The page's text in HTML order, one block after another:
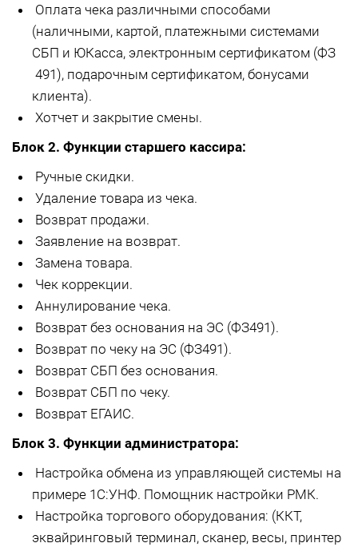
Оплата чека различными способами
(наличными, картой, платежными системами
СБП и ЮКасса, электронным сертификатом (ФЗ
491), подарочным сертификатом, бонусами
клиента).
Хотчет и закрытие смены.
Блок 2. Функции старшего кассира:
Ручные скидки.
Удаление товара из чека.
Возврат продажи.
Заявление на возврат.
Замена товара.
Чек коррекции.
Аннулирование чека.
Возврат без основания на ЭС (ФЗ491).
Возврат по чеку на ЭС (ФЗ491).
Возврат СБП без основания.
Возврат СБП по чеку.
Возврат ЕГАИС.
Блок 3. Функции администратора:
Настройка обмена из управляющей системы на
примере 1С:УНФ. Помощник настройки РМК.
Настройка торгового оборудования: (ККТ,
эквайринговый терминал, сканер, весы, принтер